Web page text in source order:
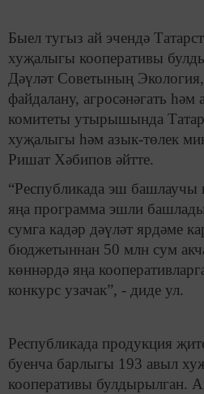
Быел тугыз ай эчендә
хуҗалыгы кооперативы
Дәүләт Советының Экология,
файдалану, агросәнәгать һәм
комитеты утырышында
хуҗалыгы һәм азык-төлек
Ришат Хәбипов әйтте.
“Республикада эш башлаучы
яңа программа эшли
сумга кадәр дәүләт ярдәме
бюджетыннан 50 млн сум
көннәрдә яңа
конкурс узачак”, - диде ул.
Республикада продукция
буенча барлыгы 193 авыл
кооперативы булдырылган.